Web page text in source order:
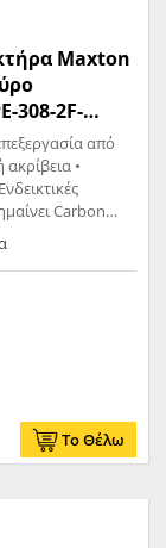
Maxton
308-2F-
από
•
Carbon
T σημαίνει
Το Θέλω